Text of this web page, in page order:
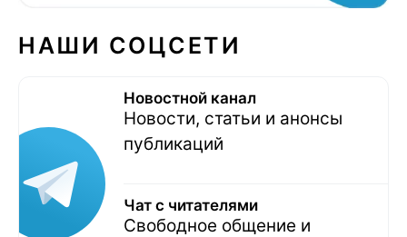
НАШИ СОЦСЕТИ
Новостной канал
Новости, статьи и анонсы
публикаций
Чат с читателями
Свободное общение и